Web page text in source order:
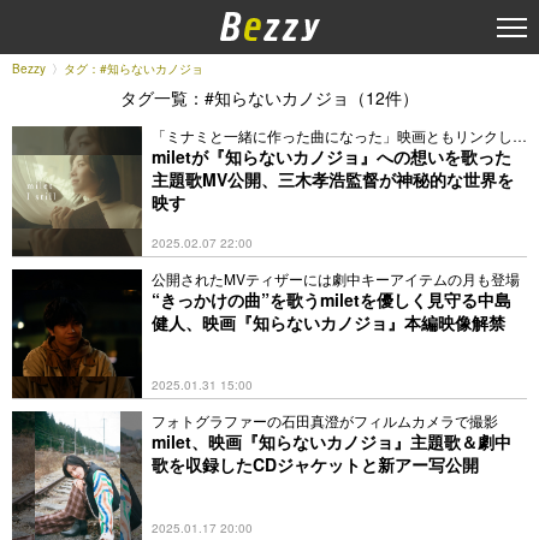
Bezzy タグ：#知らないカノジョ
タグ一覧：#知らないカノジョ（12件）
「ミナミと一緒に作った曲になった」映画ともリンクした
作品に
miletが『知らないカノジョ』への想いを歌った
主題歌MV公開、三木孝浩監督が神秘的な世界を
映す
2025.02.07 22:00
公開されたMVティザーには劇中キーアイテムの月も登場
“きっかけの曲”を歌うmiletを優しく見守る中島
健人、映画『知らないカノジョ』本編映像解禁
2025.01.31 15:00
フォトグラファーの石田真澄がフィルムカメラで撮影
milet、映画『知らないカノジョ』主題歌＆劇中
歌を収録したCDジャケットと新アー写公開
2025.01.17 20:00